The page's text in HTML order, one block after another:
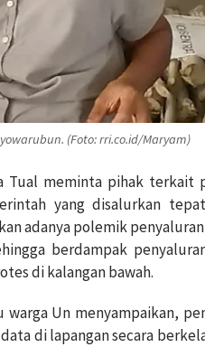
(Foto: rri.co.id/Maryam)
Tual meminta pihak
yang disalurkan
adanya polemik
berdampak
di kalangan bawah.
warga Un menyampaikan,
di lapangan secara